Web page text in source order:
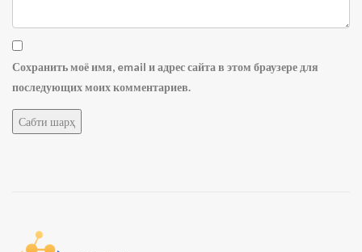
Сохранить моё имя, email и адрес сайта в этом браузере для
последующих моих комментариев.